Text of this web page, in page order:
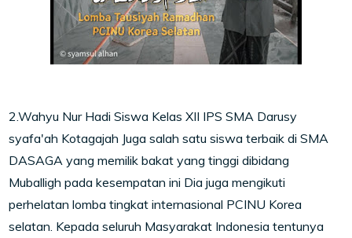
2.Wahyu Nur Hadi Siswa Kelas XII IPS SMA Darusy
syafa'ah Kotagajah Juga salah satu siswa terbaik di SMA
DASAGA yang memilik bakat yang tinggi dibidang
Muballigh pada kesempatan ini Dia juga mengikuti
perhelatan lomba tingkat internasional PCINU Korea
selatan. Kepada seluruh Masyarakat Indonesia tentunya